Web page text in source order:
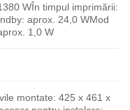
WÎn timpul imprimării:
aprox. 24,0 WMod
1,0 W
montate: 425 x 461 x